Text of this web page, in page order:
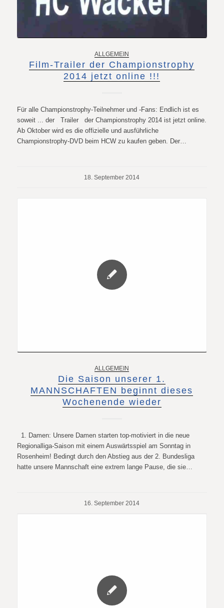
ALLGEMEIN
Film-Trailer der Championstrophy
2014 jetzt online !!!
Für alle Championstrophy-Teilnehmer und -Fans: Endlich ist es
soweit ... der Trailer der Championstrophy 2014 ist jetzt online.
Ab Oktober wird es die offizielle und ausführliche
Championstrophy-DVD beim HCW zu kaufen geben. Der…
18. September 2014
ALLGEMEIN
Die Saison unserer 1.
MANNSCHAFTEN beginnt dieses
Wochenende wieder
1. Damen: Unsere Damen starten top-motiviert in die neue
Regionalliga-Saison mit einem Auswärtsspiel am Sonntag in
Rosenheim! Bedingt durch den Abstieg aus der 2. Bundesliga
hatte unsere Mannschaft eine extrem lange Pause, die sie…
16. September 2014